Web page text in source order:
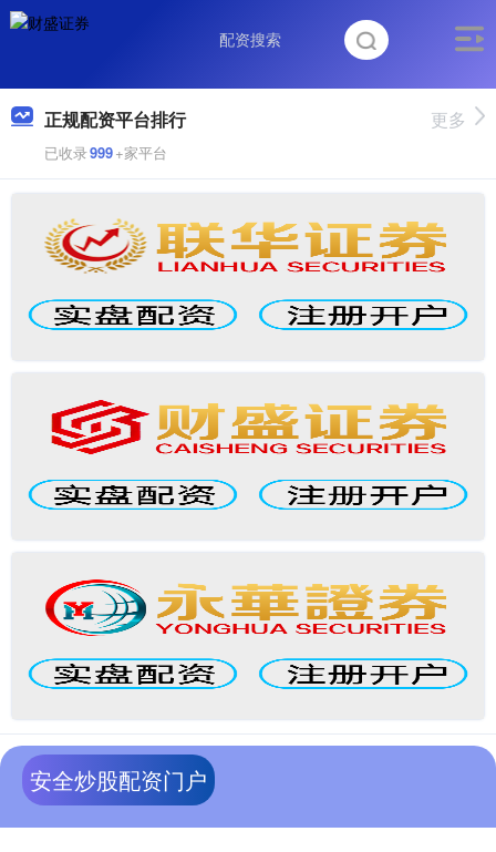
正规配资平台排行
已收录999+家平台
更多
安全炒股配资门户